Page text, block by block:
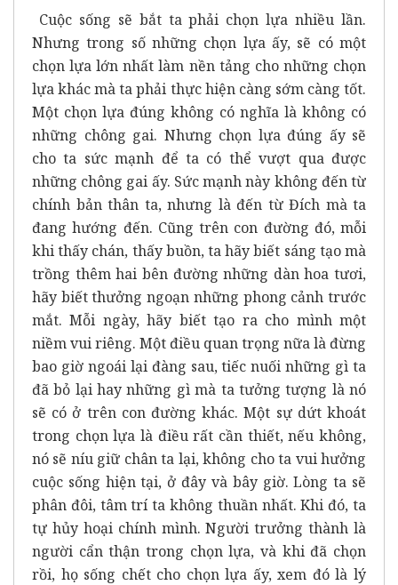
Cuộc sống sẽ bắt ta phải chọn lựa nhiều lần.
Nhưng trong số những chọn lựa ấy, sẽ có một
chọn lựa lớn nhất làm nền tảng cho những chọn
lựa khác mà ta phải thực hiện càng sớm càng tốt.
Một chọn lựa đúng không có nghĩa là không có
những chông gai. Nhưng chọn lựa đúng ấy sẽ
cho ta sức mạnh để ta có thể vượt qua được
những chông gai ấy. Sức mạnh này không đến từ
chính bản thân ta, nhưng là đến từ Đích mà ta
đang hướng đến. Cũng trên con đường đó, mỗi
khi thấy chán, thấy buồn, ta hãy biết sáng tạo mà
trồng thêm hai bên đường những dàn hoa tươi,
hãy biết thưởng ngoạn những phong cảnh trước
mắt. Mỗi ngày, hãy biết tạo ra cho mình một
niềm vui riêng. Một điều quan trọng nữa là đừng
bao giờ ngoái lại đàng sau, tiếc nuối những gì ta
đã bỏ lại hay những gì mà ta tưởng tượng là nó
sẽ có ở trên con đường khác. Một sự dứt khoát
trong chọn lựa là điều rất cần thiết, nếu không,
nó sẽ níu giữ chân ta lại, không cho ta vui hưởng
cuộc sống hiện tại, ở đây và bây giờ. Lòng ta sẽ
phân đôi, tâm trí ta không thuần nhất. Khi đó, ta
tự hủy hoại chính mình. Người trưởng thành là
người cẩn thận trong chọn lựa, và khi đã chọn
rồi, họ sống chết cho chọn lựa ấy, xem đó là lý